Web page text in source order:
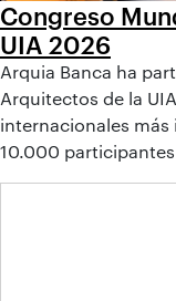
Congreso
UIA 2026
Arquia Banca ha
Arquitectos de la
internacionales
10.000